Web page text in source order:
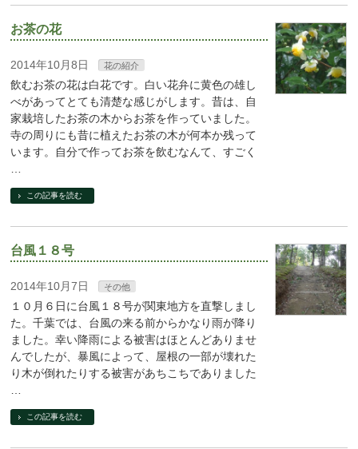
お茶の花
2014年10月8日 花の紹介
飲むお茶の花は白花です。白い花弁に黄色の雄し
べがあってとても清楚な感じがします。昔は、自
家栽培したお茶の木からお茶を作っていました。
寺の周りにも昔に植えたお茶の木が何本か残って
います。自分で作ってお茶を飲むなんて、すごく
この記事を読む
台風１８号
2014年10月7日 その他
１０月６日に台風１８号が関東地方を直撃しまし
た。千葉では、台風の来る前からかなり雨が降り
ました。幸い降雨による被害はほとんどありませ
んでしたが、暴風によって、屋根の一部が壊れた
り木が倒れたりする被害があちこちでありました
この記事を読む